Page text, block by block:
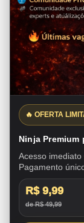
🔥 OFERTA
Ninja Premium
Acesso imediato
Pagamento
R$ 9,99
de R$ 49,99